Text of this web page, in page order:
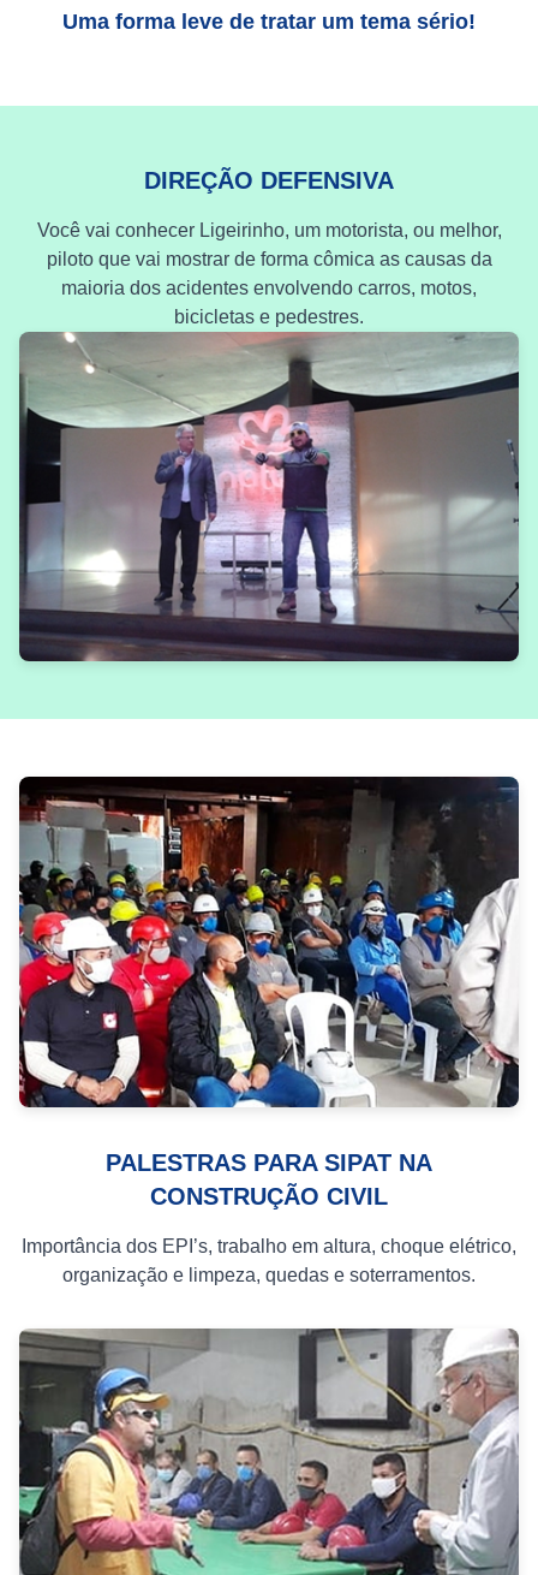
Uma forma leve de tratar um tema sério!
DIREÇÃO DEFENSIVA
Você vai conhecer Ligeirinho, um motorista, ou melhor,
piloto que vai mostrar de forma cômica as causas da
maioria dos acidentes envolvendo carros, motos,
bicicletas e pedestres.
PALESTRAS PARA SIPAT NA
CONSTRUÇÃO CIVIL
Importância dos EPI’s, trabalho em altura, choque elétrico,
organização e limpeza, quedas e soterramentos.